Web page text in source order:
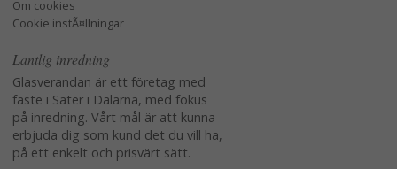
Om cookies
Cookie instÃ¤llningar
Lantlig inredning
Glasverandan är ett företag med
fäste i Säter i Dalarna, med fokus
på inredning. Vårt mål är att kunna
erbjuda dig som kund det du vill ha,
på ett enkelt och prisvärt sätt.